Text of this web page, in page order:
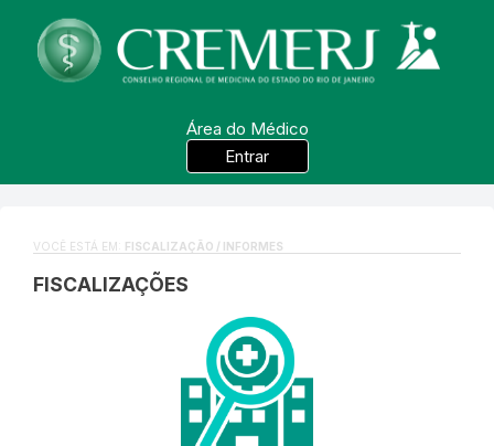
Área do Médico
Entrar
VOCÊ ESTÁ EM: FISCALIZAÇÃO / INFORMES
FISCALIZAÇÕES